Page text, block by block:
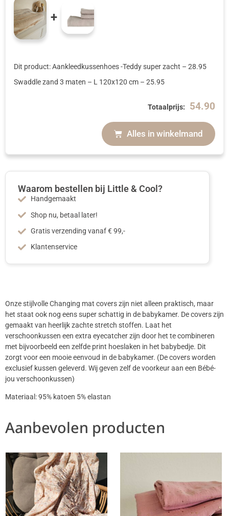
+
Totaalprijs: 54.90
Alles in winkelmand
Dit product: Aankleedkussenhoes -Teddy super zacht – 28.95
Swaddle zand 3 maten – L 120x120 cm – 25.95
Waarom bestellen bij Little & Cool?
Handgemaakt
Shop nu, betaal later!
Gratis verzending vanaf € 99,-
Klantenservice
Onze stijlvolle Changing mat covers zijn niet alleen praktisch, maar
het staat ook nog eens super schattig in de babykamer. De covers zijn
gemaakt van heerlijk zachte stretch stoffen. Laat het
verschoonkussen een extra eyecatcher zijn door het te combineren
met bijvoorbeeld een zelfde print hoeslaken in het babybedje. Dit
zorgt voor een mooie eenvoud in de babykamer. (De covers worden
exclusief kussen geleverd. Wij geven zelf de voorkeur aan een Bébé-
jou verschoonkussen)
Materiaal: 95% katoen 5% elastan
Aanbevolen producten